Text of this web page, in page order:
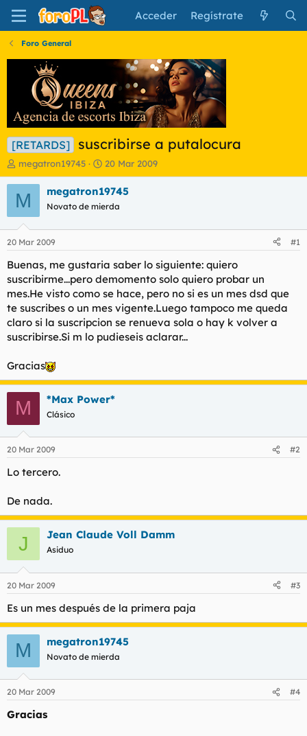
Acceder Regístrate
Foro General
[RETARDS] suscribirse a putalocura
I
n
i
c
a
d
o
r
e
l
t
e
m
megatron19745
F
e
c
a
i
n
c
i
o
20 Mar 2009
M megatron19745
Novato de mierda
20 Mar 2009 #1
Buenas, me gustaria saber lo siguiente: quiero
suscribirme...pero demomento solo quiero probar un
mes.He visto como se hace, pero no si es un mes dsd que
te suscribes o un mes vigente.Luego tampoco me queda
claro si la suscripcion se renueva sola o hay k volver a
suscribirse.Si m lo pudieseis aclarar...
Gracias
M *Max Power*
Clásico
20 Mar 2009 #2
Lo tercero.
De nada.
J Jean Claude Voll Damm
Asiduo
20 Mar 2009 #3
Es un mes después de la primera paja
M megatron19745
Novato de mierda
20 Mar 2009 #4
Gracias